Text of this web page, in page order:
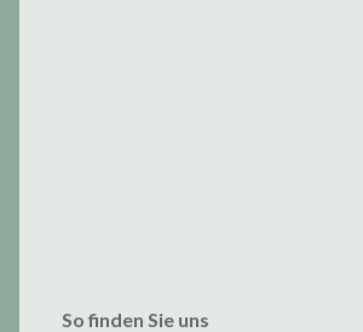
So finden Sie uns